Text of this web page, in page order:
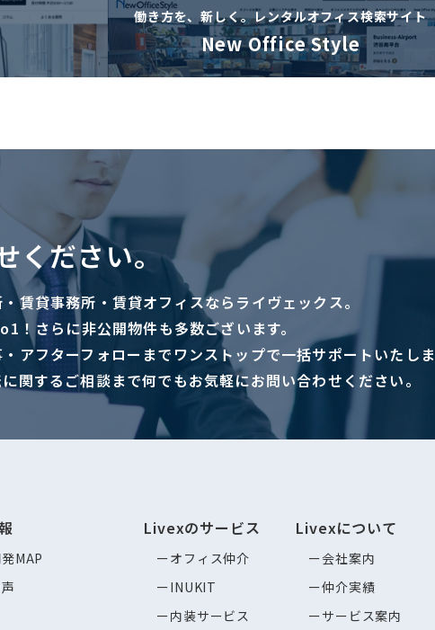
働き方を、新しく。レンタルオフィス検索サイト
New Office Style
ください。
賃貸事務所・賃貸オフィスならライヴェックス。
！さらに非公開物件も多数ございます。
アフターフォローまでワンストップで一括サポートいたしま
関するご相談まで何でもお気軽にお問い合わせください。
MAP
Livexのサービス
オフィス仲介
INUKIT
内装サービス
Livexについて
会社案内
仲介実績
サービス案内